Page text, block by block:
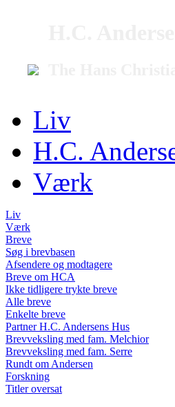
Liv
H.C.
Værk
Liv
Værk
Breve
Søg i brevbasen
Afsendere og modtagere
Breve om HCA
Ikke tidligere trykte breve
Alle breve
Enkelte breve
Partner H.C. Andersens Hus
Brevveksling med fam. Melchior
Brevveksling med fam. Serre
Rundt om Andersen
Forskning
Titler oversat